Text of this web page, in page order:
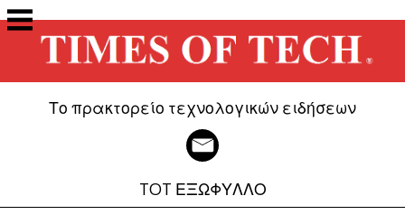
Μετάβαση
στο
περιεχόμενο
Το πρακτορείο τεχνολογικών ειδήσεων
TOT ΕΞΩΦΥΛΛΟ